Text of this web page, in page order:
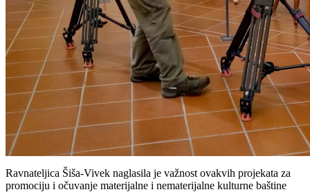
Ravnateljica Šiša-Vivek naglasila je važnost ovakvih projekata za
promociju i očuvanje materijalne i nematerijalne kulturne baštine